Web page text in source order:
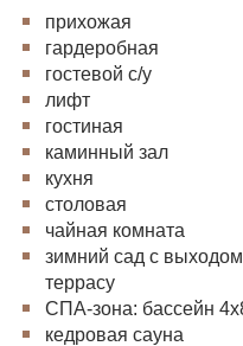
прихожая
гардеробная
гостевой с/у
лифт
гостиная
каминный зал
кухня
столовая
чайная комната
зимний сад с
террасу
СПА-зона: бассейн
кедровая сауна